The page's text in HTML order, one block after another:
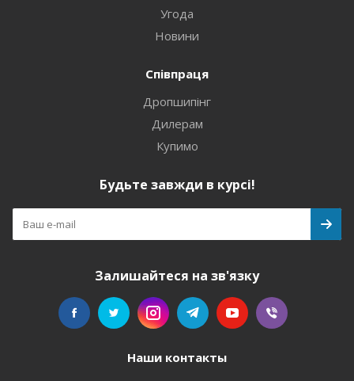
Угода
Новини
Співпраця
Дропшипінг
Дилерам
Купимо
Будьте завжди в курсі!
Залишайтеся на зв'язку
Наши контакты